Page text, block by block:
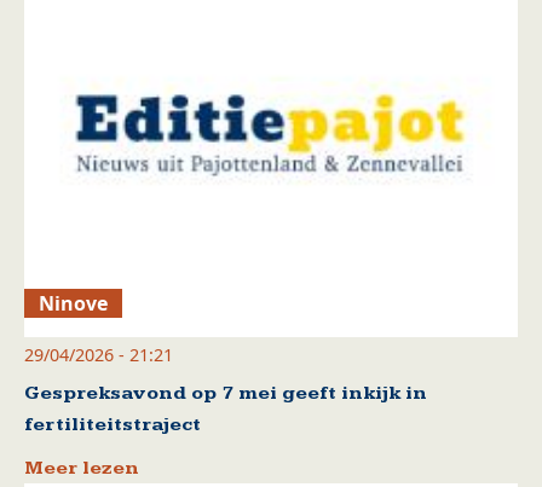
Ninove
29/04/2026 - 21:21
Gespreksavond op 7 mei geeft inkijk in
fertiliteitstraject
Meer lezen